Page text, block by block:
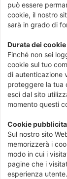
può essere
cookie, il nostro
sarà in grado di
Durata dei
Finché non sei
cookie sul tuo
di autenticazione
proteggere la tua
esci dal sito
momento questi
Cookie
Sul nostro sito
memorizzerà i
modo in cui i
pagine che i
esperienza